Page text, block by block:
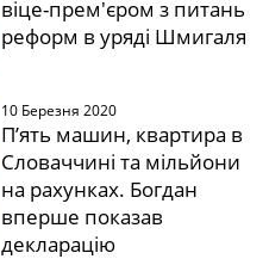
віце-прем'єром з питань
реформ в уряді Шмигаля
10 Березня 2020
П’ять машин, квартира в
Словаччині та мільйони
на рахунках. Богдан
вперше показав
декларацію